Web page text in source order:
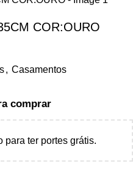
COR:OURO
, Casamentos
comprar
para ter portes grátis.